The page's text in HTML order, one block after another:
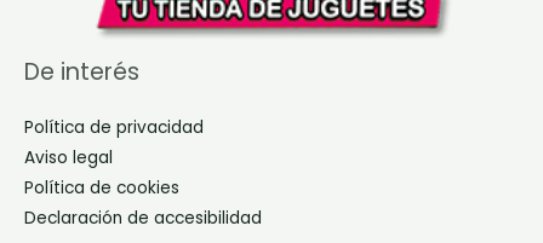
De interés
Política de privacidad
Aviso legal
Política de cookies
Declaración de accesibilidad